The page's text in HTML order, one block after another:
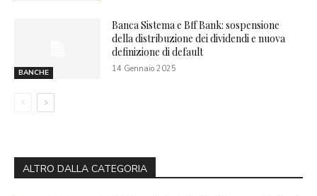
BANCHE
Banca Sistema e Bff Bank: sospensione
della distribuzione dei dividendi e nuova
definizione di default
14 Gennaio 2025
ALTRO DALLA CATEGORIA